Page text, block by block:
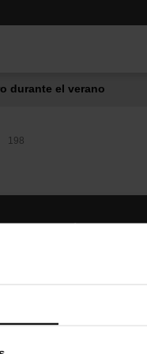
durante el verano
198
Síguenos